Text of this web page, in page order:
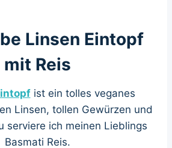
Linsen Eintopf
mit Reis
ist ein tolles veganes
Linsen, tollen Gewürzen und
serviere ich meinen Lieblings
Basmati Reis.